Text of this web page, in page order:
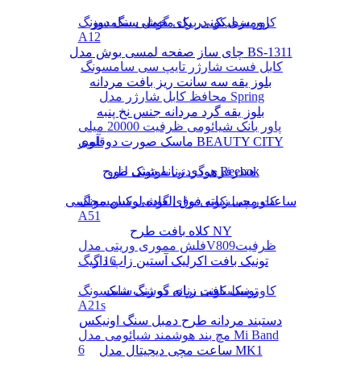
کاور سیلیکونی برای گوشی سامسونگ
A12
کابل فست شارژر تایپ سی سامسونگ
محافظ کابل شارژر مدل Spring
پاور بانک شیائومی ظرفیت 20000 میلی
آمپر
هندزفری گردنی بلوتوثی لنوو
کاور سیلیکونی برای گوشی سامسونگ
A51
فلش مموری وریتی مدلV809ظرفیت
16 گیگ
کاور سیلیکونی برای گوشی سامسونگ
A21s
مچ بند هوشمند شیائومی مدل Mi Band
6
رومیزی یک در یک مخمل سنگ دوز
چای ساز صفحه لمسی بوش مدل BS-1311
بلوز یقه سه سانت ریز بافت مردانه
بلوز یقه گرد مردانه جنس نخ پنبه
ماسک صورت دوقلوی BEAUTY CITY
هودی زنانه شیک طرح Reebok
ساعت مچی زنانه فوق العاده لوکس مجلسی
کلاه بافت طرح NY
تونیک بافت اکرلیک آستین زاپ دار
تونیک بافت زنانه دو رنگ شیک
دستبند مردانه طرح دمبل سنگ اونیکس
ساعت مچی دیجیتال مدل MK1